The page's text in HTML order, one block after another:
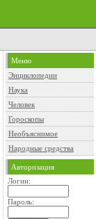
Меню
Энциклопедии
Наука
Человек
Гороскопы
Необъяснимое
Народные средства
Авторизация
Логин:
Пароль: